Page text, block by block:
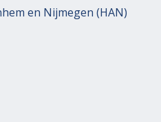
en Nijmegen (HAN)